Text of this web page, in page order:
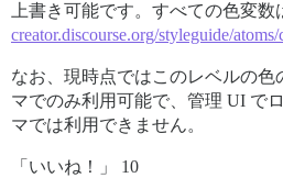
上書き可能です。すべての色変数
creator.discourse.org/styleguide/
なお、現時点ではこのレベルの色
マでのみ利用可能で、管理 UI で
マでは利用できません。
「いいね！」 10